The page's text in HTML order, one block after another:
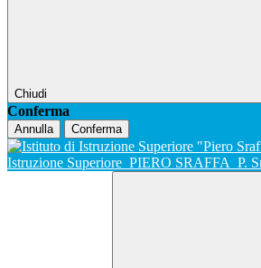
Chiudi
Conferma
Annulla Conferma
Istruzione Superiore PIERO SRAFFA P.